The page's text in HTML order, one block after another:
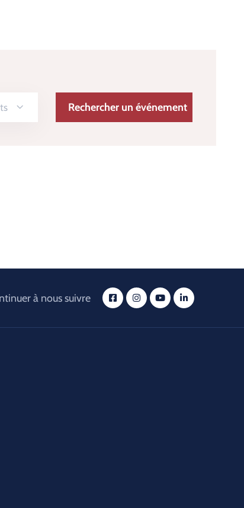
à nous suivre